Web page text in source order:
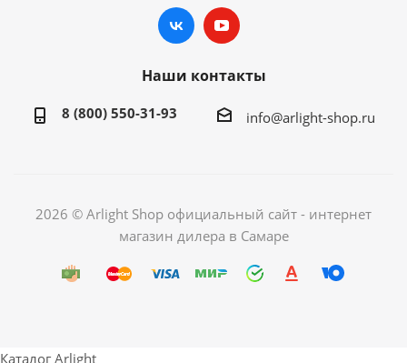
Наши контакты
8 (800) 550-31-93 info@arlight-shop.ru
2026 © Arlight Shop официальный сайт - интернет
магазин дилера в Самаре
Каталог Arlight